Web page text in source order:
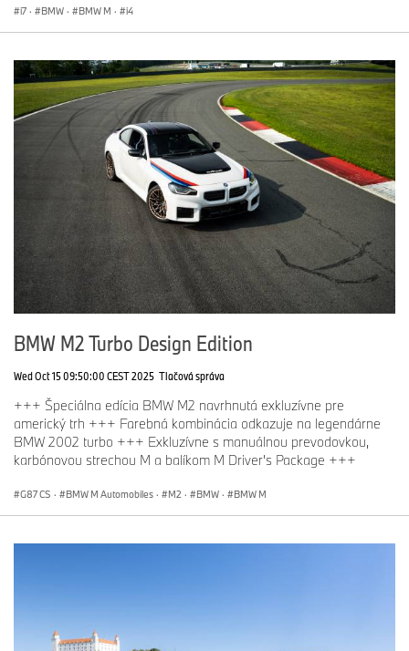
i7 · BMW · BMW M · i4
BMW M2 Turbo Design Edition
Wed Oct 15 09:50:00 CEST 2025 Tlačová správa
+++ Špeciálna edícia BMW M2 navrhnutá exkluzívne pre
americký trh +++ Farebná kombinácia odkazuje na legendárne
BMW 2002 turbo +++ Exkluzívne s manuálnou prevodovkou,
karbónovou strechou M a balíkom M Driver's Package +++
G87 CS · BMW M Automobiles · M2 · BMW · BMW M